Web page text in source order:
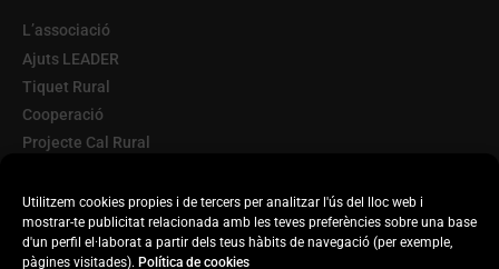
Utilitzem cookies propies i de tercers per analitzar l'ús del lloc web i
mostrar-te publicitat relacionada amb les teves preferències sobre una base
d'un perfil el·laborat a partir dels teus hàbits de navegació (per exemple,
pàgines visitades). Política de cookies
L’associació
Ajuts LEADER
Tiquet Rural
Cooperació
Projecte Cal Rural
Escorxador Mòbil
Transparència
Actualitat